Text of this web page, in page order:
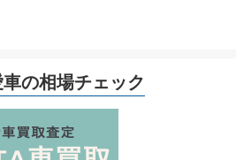
の相場チェック